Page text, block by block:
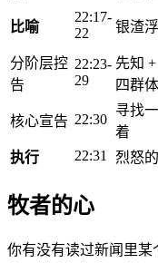
比喻
22:17-
22
银渣
分阶层控
告
22:23-
29
先知
四群体
核心宣告 22:30
寻找
着
执行
22:31 烈怒
牧者的心
你有没有读过新闻里